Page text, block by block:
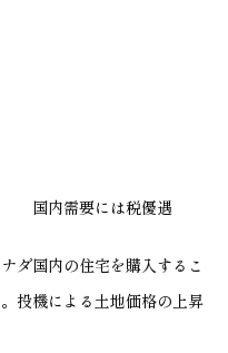
国内需要には税優遇
ダ国内の住宅を購入するこ
投機による土地価格の上昇